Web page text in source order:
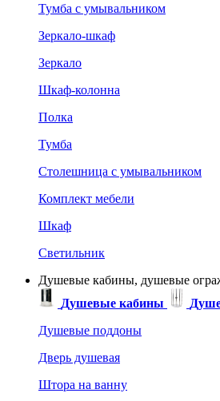
Тумба с умывальником
Зеркало-шкаф
Зеркало
Шкаф-колонна
Полка
Тумба
Столешница с умывальником
Комплект мебели
Шкаф
Светильник
Душевые кабины, душевые
Душевые кабины
Душевые поддоны
Дверь душевая
Штора на ванну